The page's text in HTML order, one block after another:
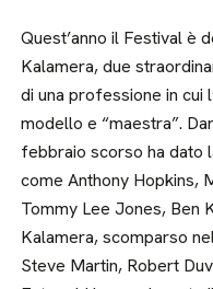
Quest’anno il Festival è
Kalamera, due
di una professione in cui
modello e “maestra”.
febbraio scorso ha dato
come Anthony Hopkins,
Tommy Lee Jones, Ben
Kalamera, scomparso
Steve Martin, Robert